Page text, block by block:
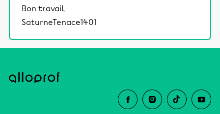
Bon travail,
SaturneTenace1401